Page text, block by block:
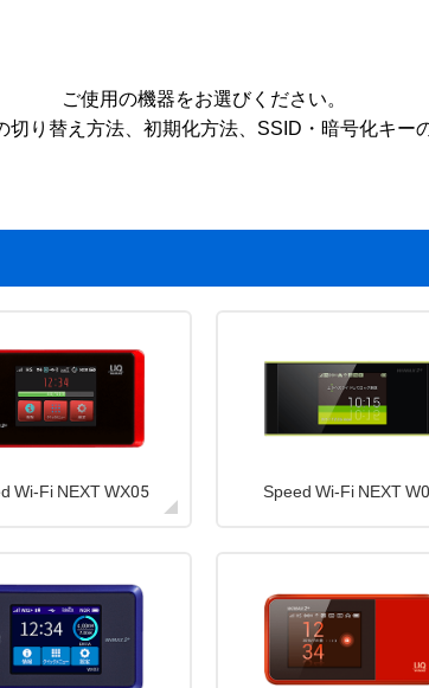
ご使用の機器をお選びください。
り替え方法、 初期化方法、SSID・暗号化キー
Wi-Fi NEXT WX05 Speed Wi-Fi NEXT